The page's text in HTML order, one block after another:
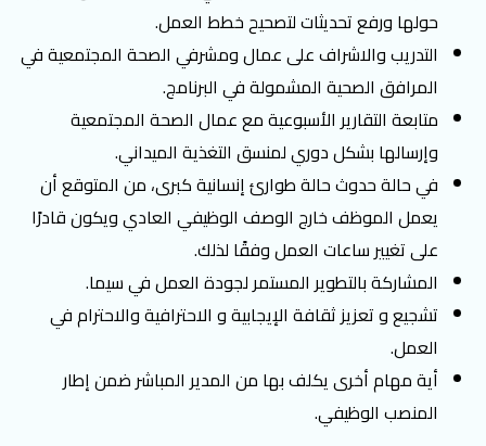
حولها ورفع تحديثات لتصحيح خطط العمل.
التدريب والاشراف على عمال ومشرفي الصحة المجتمعية في
المرافق الصحية المشمولة في البرنامج.
متابعة التقارير الأسبوعية مع عمال الصحة المجتمعية
وإرسالها بشكل دوري لمنسق التغذية الميداني.
في حالة حدوث حالة طوارئ إنسانية كبرى، من المتوقع أن
يعمل الموظف خارج الوصف الوظيفي العادي ويكون قادرًا
على تغيير ساعات العمل وفقًا لذلك.
المشاركة بالتطوير المستمر لجودة العمل في سيما.
تشجيع و تعزيز ثقافة الإيجابية و الاحترافية والاحترام في
العمل.
أية مهام أخرى يكلف بها من المدير المباشر ضمن إطار
المنصب الوظيفي.